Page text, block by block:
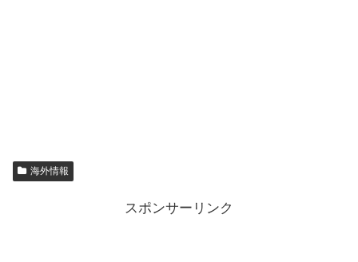
海外情報
スポンサーリンク